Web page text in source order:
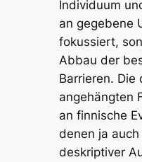
Individuum
an gegebene
fokussiert,
Abbau der
Barrieren. Die
angehängten
an finnische
denen ja auch
deskriptiver